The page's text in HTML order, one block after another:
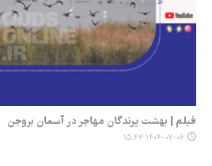
فیلم | بهشت پرندگان مهاجر در آسمان بروجن
۱۴۰۴-۰۷-۰۶ ۱۵:۴۳